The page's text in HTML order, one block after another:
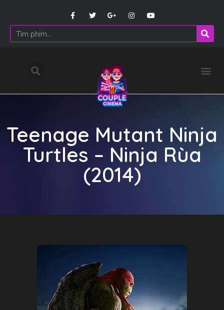
Teenage Mutant Ninja
Turtles – Ninja Rùa
(2014)